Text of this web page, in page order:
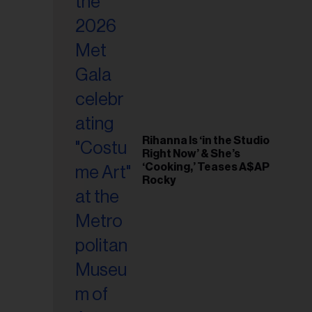
Rihanna Is ‘in the Studio
Right Now’ & She’s
‘Cooking,’ Teases A$AP
Rocky